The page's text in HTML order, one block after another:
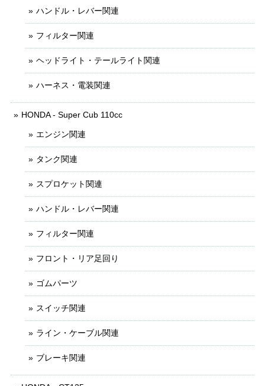
ハンドル・レバー関連
フィルター関連
ヘッドライト・テールライト関連
ハーネス・電装関連
HONDA - Super Cub 110cc
エンジン関連
タンク関連
スプロケット関連
ハンドル・レバー関連
フィルター関連
フロント・リア足回り
ゴムパーツ
スイッチ関連
ライン・ケーブル関連
ブレーキ関連